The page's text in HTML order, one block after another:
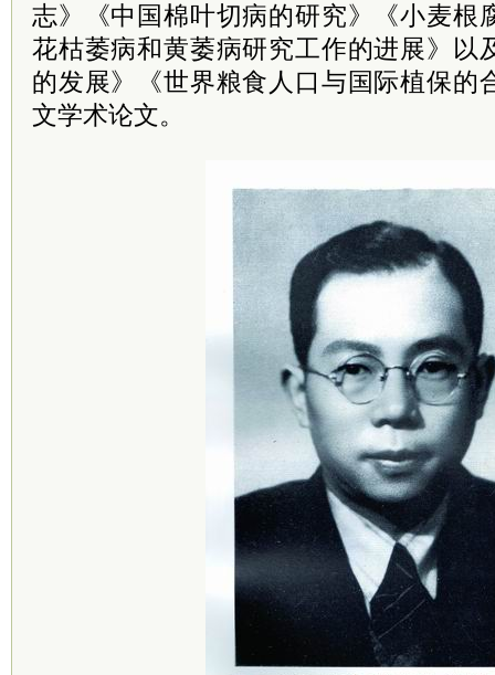
志》《中国棉叶切病的研究》《小麦根
花枯萎病和黄萎病研究工作的进展》以
的发展》《世界粮食人口与国际植保的
文学术论文。